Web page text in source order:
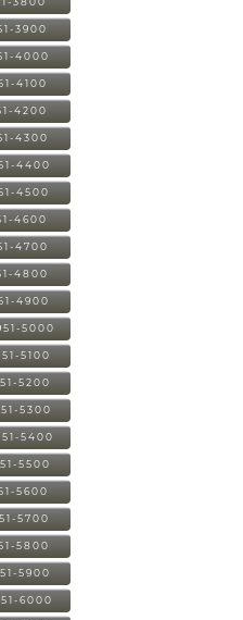
3900
4000
4100
4200
4300
4400
4500
4600
4700
4800
4900
5000
5100
5200
5300
5400
5500
5600
5700
5800
5900
6000